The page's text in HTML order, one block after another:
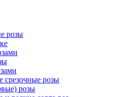
розы
срезочные розы
розы